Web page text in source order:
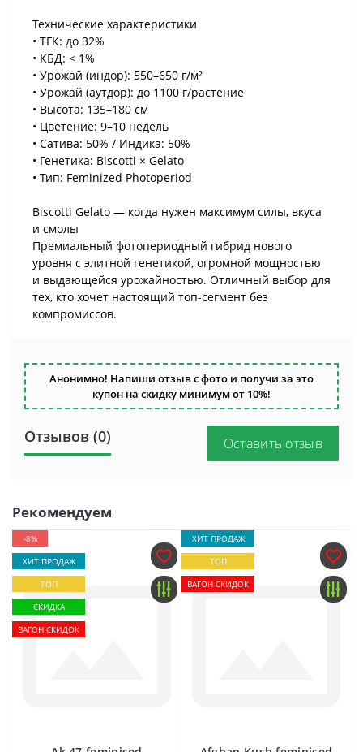
Технические характеристики
• ТГК: до 32%
• КБД: < 1%
• Урожай (индор): 550–650 г/м²
• Урожай (аутдор): до 1100 г/растение
• Высота: 135–180 см
• Цветение: 9–10 недель
• Сатива: 50% / Индика: 50%
• Генетика: Biscotti × Gelato
• Тип: Feminized Photoperiod
Biscotti Gelato — когда нужен максимум силы, вкуса
и смолы
Премиальный фотопериодный гибрид нового
уровня с элитной генетикой, огромной мощностью
и выдающейся урожайностью. Отличный выбор для
тех, кто хочет настоящий топ-сегмент без
компромиссов.
Анонимно! Напиши отзыв с фото и получи за это
купон на скидку минимум от 10%!
Отзывов (0) Оставить отзыв
Рекомендуем
-8%
ХИТ ПРОДАЖ
ТОП
СКИДКА
ВАГОН СКИДОК
ХИТ ПРОДАЖ
ТОП
ВАГОН СКИДОК